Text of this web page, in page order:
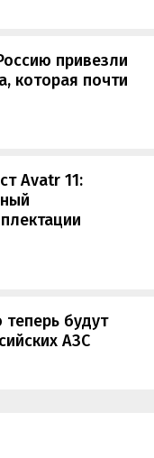
привезли
которая почти
Avatr 11:
теперь будут
АЗС